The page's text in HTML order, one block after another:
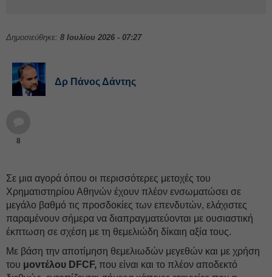
Δημοσιεύθηκε: 8 Ιουλίου 2026 - 07:27
Δρ Πάνος Δάντης
8
Σε μια αγορά όπου οι περισσότερες μετοχές του
Χρηματιστηρίου Αθηνών έχουν πλέον ενσωματώσει σε
μεγάλο βαθμό τις προσδοκίες των επενδυτών, ελάχιστες
παραμένουν σήμερα να διαπραγματεύονται με ουσιαστική
έκπτωση σε σχέση με τη θεμελιώδη δίκαιη αξία τους.
Με βάση την αποτίμηση θεμελιωδών μεγεθών και με χρήση
του μοντέλου DFCF, που είναι και το πλέον αποδεκτό